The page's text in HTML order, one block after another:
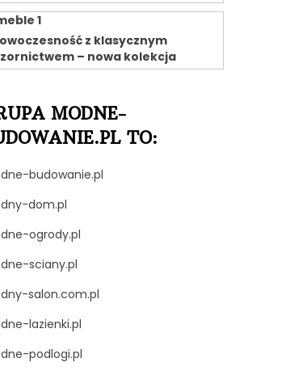
z klasycznym
– nowa kolekcja
MODNE-
TO:
budowanie.pl
dom.pl
ogrody.pl
sciany.pl
salon.com.pl
lazienki.pl
podlogi.pl